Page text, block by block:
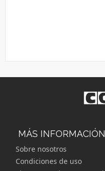
MÁS INFORMACIÓN
Sobre nosotros
Condiciones de uso